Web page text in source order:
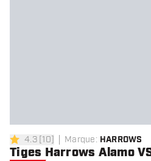
4.3 étoiles de notation
4.3[10] Marque: HARROWS
Tiges Harrows Alamo